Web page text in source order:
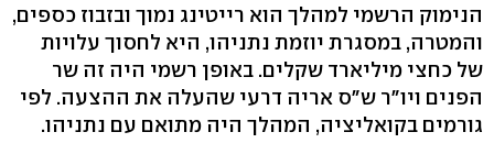
הנימוק הרשמי למהלך הוא רייטינג נמוך ובזבוז כספים,
והמטרה, במסגרת יוזמת נתניהו, היא לחסוך עלויות
של כחצי מיליארד שקלים. באופן רשמי היה זה שר
הפנים ויו"ר ש"ס אריה דרעי שהעלה את ההצעה. לפי
גורמים בקואליציה, המהלך היה מתואם עם נתניהו.